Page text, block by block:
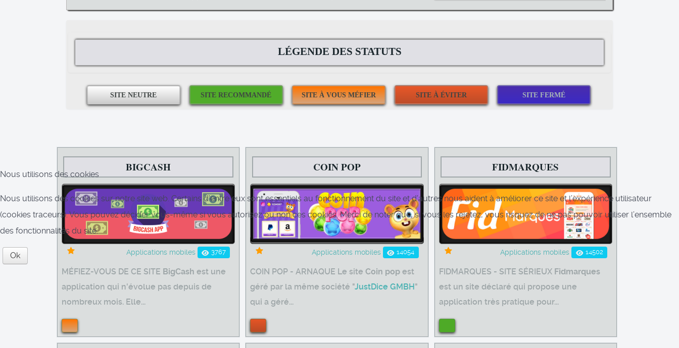
LÉGENDE DES STATUTS
BIGCASH
Applications mobiles 3767
MÉFIEZ-VOUS DE CE SITE BigCash est une
application qui n'évolue pas depuis de
nombreux mois. Elle...
COIN POP
Applications mobiles 14054
COIN POP - ARNAQUE Le siteCoin pop est
géré par la même société "JustDice GMBH"
qui a géré...
FIDMARQUES
Applications mobiles 14502
FIDMARQUES - SITE SÉRIEUX Fidmarques
est un site déclaré qui propose une
application très pratique pour...
Nous utilisons des cookies
Nous utilisons des cookies sur notre site web. Certains d’entre eux sont essentiels au fonctionnement du site et d’autres nous aident à améliorer ce site et l’expérience utilisateur
(cookies traceurs). Vous pouvez décider vous-même si vous autorisez ou non ces cookies. Merci de noter que, si vous les rejetez, vous risquez de ne pas pouvoir utiliser l’ensemble
des fonctionnalités du site.
Ok